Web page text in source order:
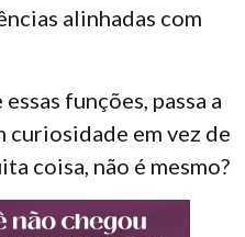
alinhadas com
funções, passa a
curiosidade em vez de
coisa, não é mesmo?